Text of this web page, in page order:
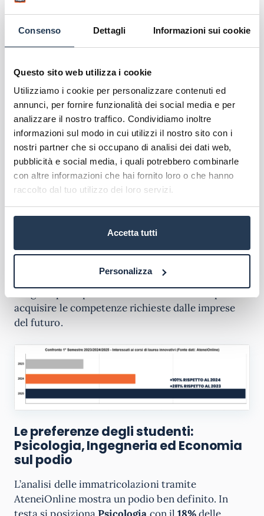
Consenso Dettagli Informazioni sui cookie
Questo sito web utilizza i cookie
Utilizziamo i cookie per personalizzare contenuti ed
annunci, per fornire funzionalità dei social media e per
analizzare il nostro traffico. Condividiamo inoltre
informazioni sul modo in cui utilizzi il nostro sito con i
nostri partner che si occupano di analisi dei dati web,
pubblicità e social media, i quali potrebbero combinarle
con altre informazioni che hai fornito loro o che hanno
raccolto dal tuo utilizzo dei loro servizi.
Accetta tutti
Personalizza
corsi più legati al mondo dell’innovazione. Le
richieste di informazioni sui percorsi accademici
relativi all’
Intelligenza Artificiale
del
se paragonate al 2023.
In generale, i corsi incentrati suDigital
Marketing,Data Science,Cybersecurity,
eDronistanno attirando
sempre più attenzione, con un aumento del
Questo trend conferma che gli atenei digitali
acquisire le competenze richieste dalle imprese
del futuro.
Le preferenze degli studenti:
Psicologia, Ingegneria ed Economia
sul podio
L’analisi delle immatricolazioni tramite
AteneiOnline mostra un podio ben definito. In